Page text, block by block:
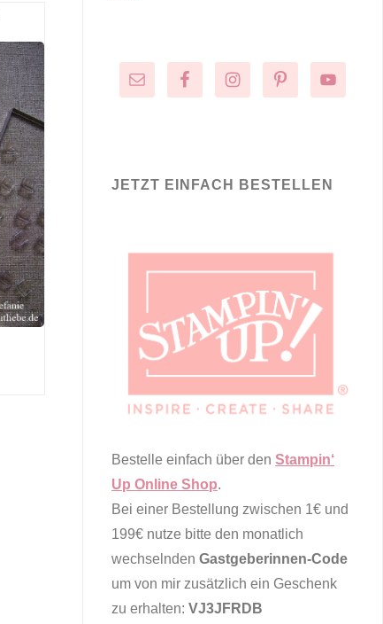
JETZT EINFACH BESTELLEN
Bestelle einfach über den Stampin‘
Up Online Shop.
Bei einer Bestellung zwischen 1€ und
199€ nutze bitte den monatlich
wechselnden Gastgeberinnen-Code
um von mir zusätzlich ein Geschenk
zu erhalten: VJ3JFRDB